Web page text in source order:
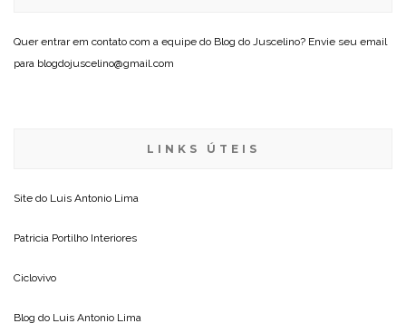
Quer entrar em contato com a equipe do Blog do Juscelino? Envie seu email
para blogdojuscelino@gmail.com
LINKS ÚTEIS
Site do Luis Antonio Lima
Patricia Portilho Interiores
Ciclovivo
Blog do Luis Antonio Lima